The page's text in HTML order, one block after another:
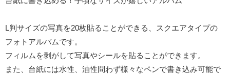
L判サイズの写真を20枚貼ることができる、スクエアタイプの
フォトアルバムです。
フィルムを剥がして写真やシールを貼ることができます。
また、台紙には水性、油性問わず様々なペンで書き込み可能で